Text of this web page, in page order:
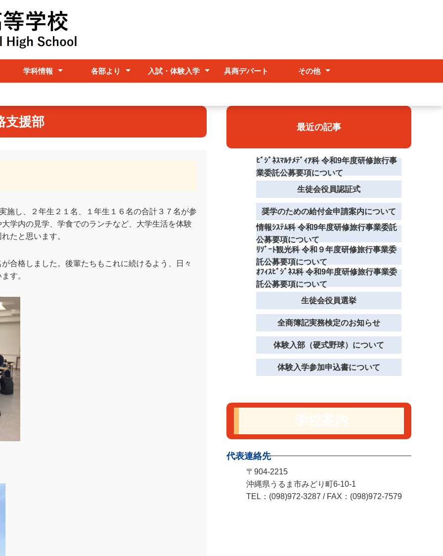
学科情報 各部より 入試・体験入学 具商デパート その他
支援部
し、２年生２１名、１年生１６名の合計３７名が参
学内の見学、学食でのランチなど、大学生活を体験
たと思います。
格しました。後輩たちもこれに続けるよう、日々
す。
最近の記事
ﾋﾞｼﾞﾈｽﾏﾙﾁﾒﾃﾞｨｱ科 令和9年度研修旅行事
業委託公募要項について
生徒会役員認証式
奨学のための給付金申請案内について
情報ｼｽﾃﾑ科 令和9年度研修旅行事業委託
公募要項について
ﾘｿﾞｰﾄ観光科 令和９年度研修旅行事業委
託公募要項について
ｵﾌｨｽﾋﾞｼﾞﾈｽ科 令和9年度研修旅行事業委
託公募要項について
生徒会役員選挙
全商簿記実務検定のお知らせ
体験入部（硬式野球）について
体験入学参加申込書について
代表連絡先
〒904-2215
沖縄県うるま市みどり町6-10-1
TEL：(098)972-3287 / FAX：(098)972-7579